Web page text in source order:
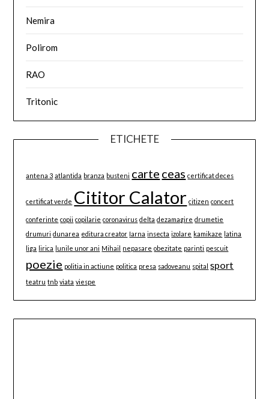
Nemira
Polirom
RAO
Tritonic
ETICHETE
antena 3 atlantida branza busteni carte ceas certificat deces
certificat verde Cititor Calator citizen concert
conferinte copii copilarie coronavirus delta dezamagire drumetie
drumuri dunarea editura creator Iarna insecta izolare kamikaze latina
liga lirica lunile unor ani Mihail nepasare obezitate parinti pescuit
poezie politia in actiune politica presa sadoveanu spital sport
teatru tnb viata viespe